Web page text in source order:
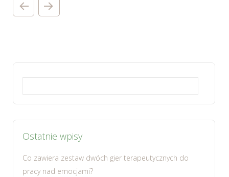
Ostatnie wpisy
Co zawiera zestaw dwóch gier terapeutycznych do
pracy nad emocjami?